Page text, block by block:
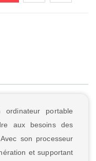
portable
aux besoins des
son processeur
et supportant